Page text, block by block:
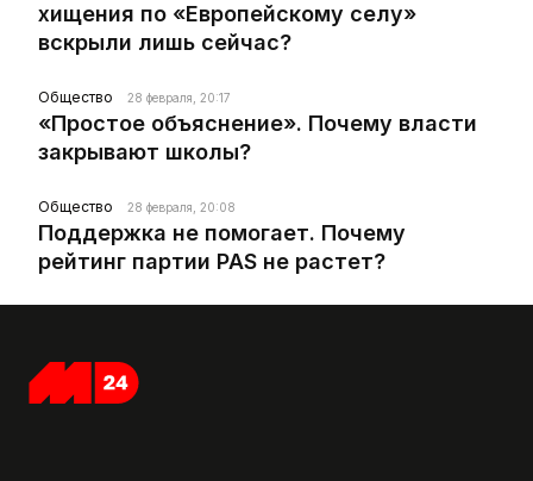
хищения по «Европейскому селу»
вскрыли лишь сейчас?
Общество 28 февраля, 20:17
«Простое объяснение». Почему власти
закрывают школы?
Общество 28 февраля, 20:08
Поддержка не помогает. Почему
рейтинг партии PAS не растет?